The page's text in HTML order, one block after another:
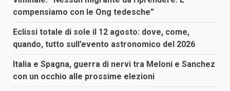
compensiamo con le Ong tedesche”
Eclissi totale di sole il 12 agosto: dove, come,
quando, tutto sull’evento astronomico del 2026
Italia e Spagna, guerra di nervi tra Meloni e Sanchez
con un occhio alle prossime elezioni